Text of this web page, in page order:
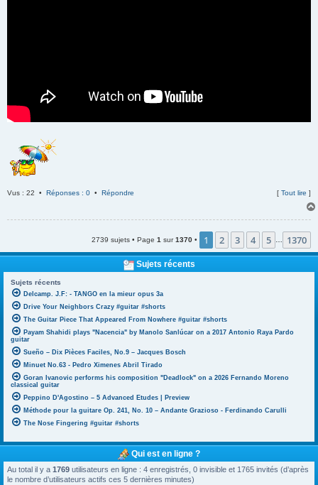
Vus : 22 • Réponses : 0 • Répondre [ Tout lire ]
2739 sujets • Page 1 sur1370 • 1 2 3 4 5 1370
Sujets récents
Sujets récents
Delcamp. J.F: - TANGO en la mieur opus 3a
Drive Your Neighbors Crazy #guitar #shorts
The Guitar Piece That Appeared From Nowhere #guitar #shorts
Payam Shahidi plays "Nacencia" by Manolo Sanlúcar on a 2017 Antonio Raya Pardo
guitar
Sueño – Dix Pièces Faciles, No.9 – Jacques Bosch
Minuet No.63 - Pedro Ximenes Abril Tirado
Goran Ivanovic performs his composition "Deadlock" on a 2026 Fernando Moreno
classical guitar
Peppino D'Agostino – 5 Advanced Etudes | Preview
Méthode pour la guitare Op. 241, No. 10 – Andante Grazioso - Ferdinando Carulli
The Nose Fingering #guitar #shorts
Qui est en ligne ?
Au total il y a 1769 utilisateurs en ligne : 4 enregistrés, 0 invisible et 1765 invités (d’après
le nombre d’utilisateurs actifs ces 5 dernières minutes)